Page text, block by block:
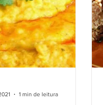
1 min de leitura